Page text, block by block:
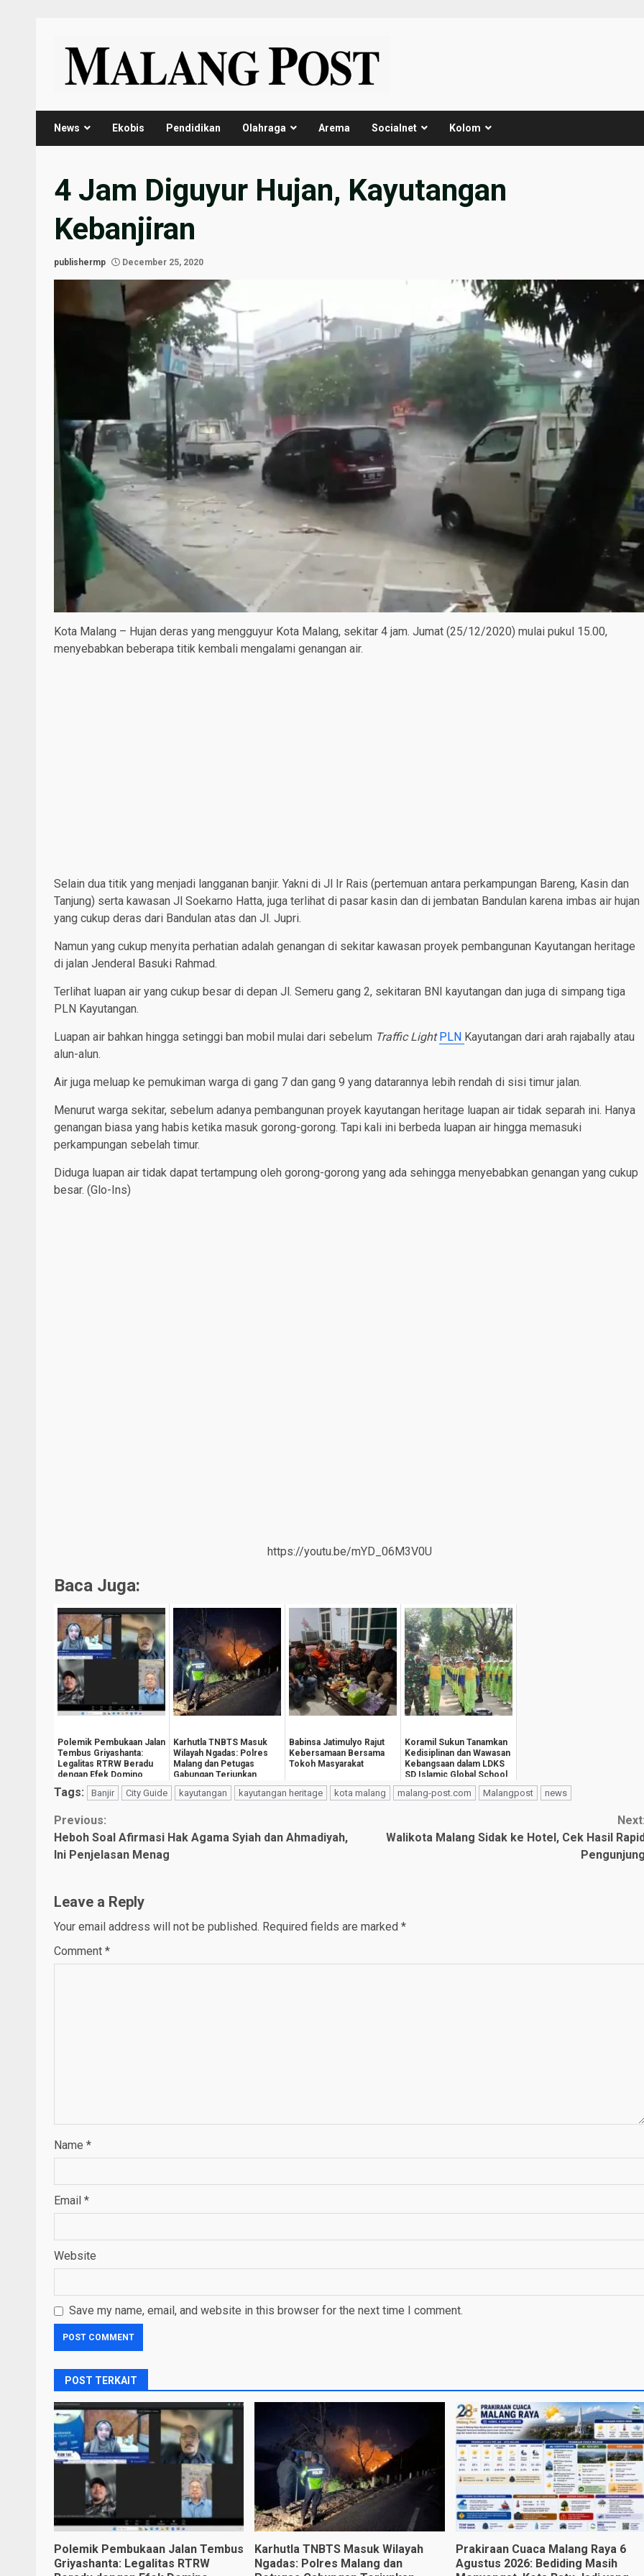
content
News Ekobis Pendidikan Olahraga Arema Socialnet Kolom
4 Jam Diguyur Hujan, Kayutangan
Kebanjiran
publishermp December 25, 2020
Kota Malang – Hujan deras yang mengguyur Kota Malang, sekitar 4 jam. Jumat (25/12/2020) mulai pukul 15.00,
menyebabkan beberapa titik kembali mengalami genangan air.
Selain dua titik yang menjadi langganan banjir. Yakni di Jl Ir Rais (pertemuan antara perkampungan Bareng, Kasin dan
Tanjung) serta kawasan Jl Soekarno Hatta, juga terlihat di pasar kasin dan di jembatan Bandulan karena imbas air hujan
yang cukup deras dari Bandulan atas dan Jl. Jupri.
Namun yang cukup menyita perhatian adalah genangan di sekitar kawasan proyek pembangunan Kayutangan heritage
di jalan Jenderal Basuki Rahmad.
Terlihat luapan air yang cukup besar di depan Jl. Semeru gang 2, sekitaran BNI kayutangan dan juga di simpang tiga
PLN Kayutangan.
Luapan air bahkan hingga setinggi ban mobil mulai dari sebelum Traffic LightPLN Kayutangan dari arah rajabally atau
alun-alun.
Air juga meluap ke pemukiman warga di gang 7 dan gang 9 yang datarannya lebih rendah di sisi timur jalan.
Menurut warga sekitar, sebelum adanya pembangunan proyek kayutangan heritage luapan air tidak separah ini. Hanya
genangan biasa yang habis ketika masuk gorong-gorong. Tapi kali ini berbeda luapan air hingga memasuki
perkampungan sebelah timur.
Diduga luapan air tidak dapat tertampung oleh gorong-gorong yang ada sehingga menyebabkan genangan yang cukup
besar. (Glo-Ins)
https://youtu.be/mYD_06M3V0U
Baca Juga:
Polemik Pembukaan Jalan
Tembus Griyashanta:
Legalitas RTRW Beradu
dengan Efek Domino
Kebijakan
Karhutla TNBTS Masuk
Wilayah Ngadas: Polres
Malang dan Petugas
Gabungan Terjunkan
Personel ke Jempla...
Babinsa Jatimulyo Rajut
Kebersamaan Bersama
Tokoh Masyarakat
Koramil Sukun Tanamkan
Kedisiplinan dan Wawasan
Kebangsaan dalam LDKS
SD Islamic Global School
Tags: Banjir City Guide kayutangan kayutangan heritage kota malang malang-post.com Malangpost news
Continue
Reading
Previous:
Heboh Soal Afirmasi Hak Agama Syiah dan Ahmadiyah,
Ini Penjelasan Menag
Next:
Walikota Malang Sidak ke Hotel, Cek Hasil
Pengunjung
Leave a Reply
Your email address will not be published. Required fields are marked *
Comment *
Name *
Email *
Website
Save my name, email, and website in this browser for the next time I comment.
POST TERKAIT
Polemik Pembukaan Jalan Tembus
Griyashanta: Legalitas RTRW
Karhutla TNBTS Masuk Wilayah
Ngadas: Polres Malang dan
Prakiraan Cuaca Malang Raya 6
Agustus 2026: Bediding Masih